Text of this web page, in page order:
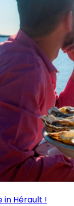
in Hérault !